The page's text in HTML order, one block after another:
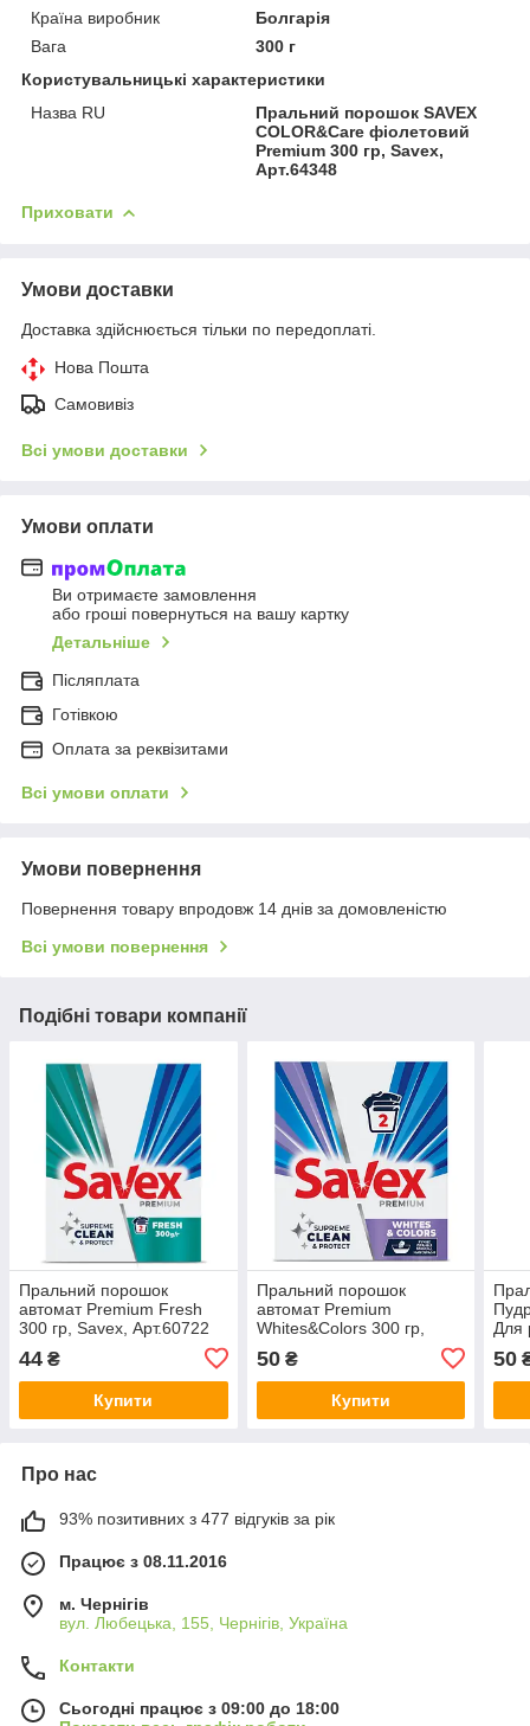
Країна виробник
Болгарія
Вага
300 г
Користувальницькі характеристики
Назва RU
Пральний порошок SAVEX
COLOR&Care фіолетовий
Premium 300 гр, Savex,
Арт.64348
Приховати
Умови доставки
Доставка здійснюється тільки по передоплаті.
Нова Пошта
Самовивіз
Всі умови доставки
Умови оплати
Ви отримаєте замовлення
або гроші повернуться на вашу картку
Детальніше
Післяплата
Готівкою
Оплата за реквізитами
Всі умови оплати
Умови повернення
Повернення товару впродовж 14 днів за домовленістю
Всі умови повернення
Подібні товари компанії
Пральний порошок
автомат Premium Fresh
300 гр, Savex, Арт.60722
44 ₴
Купити
Пральний порошок
автомат Premium
Whites&Colors 300 гр,
50₴
Купити
Для
50
Про нас
93% позитивних з 477 відгуків за рік
Працює з 08.11.2016
м. Чернігів
вул. Любецька, 155, Чернігів, Україна
Контакти
Сьогодні працює з 09:00 до 18:00